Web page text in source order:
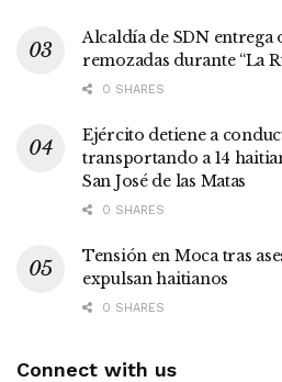
Alcaldía de SDN entrega
remozadas durante “La
0 SHARES
Ejército detiene a
transportando a 14
San José de las Matas
0 SHARES
Tensión en Moca tras
expulsan haitianos
0 SHARES
Connect with us